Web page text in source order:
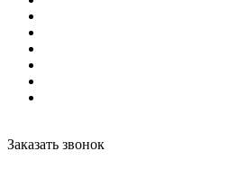
Заказать звонок